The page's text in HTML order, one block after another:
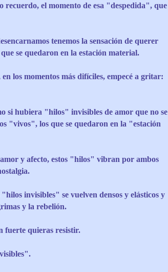
recuerdo, el momento de esa "despedida", que
tenemos la sensación de querer
se quedaron en la estación material.
los momentos más difíciles, empecé a gritar:
si hubiera "hilos" invisibles de amor que no se
"vivos", los que se quedaron en la "estación
y afecto, estos "hilos" vibran por ambos
invisibles" se vuelven densos y elásticos y
y la rebelión.
fuerte quieras resistir.